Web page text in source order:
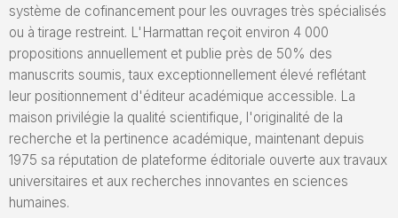
système de cofinancement pour les ouvrages très spécialisés
ou à tirage restreint. L'Harmattan reçoit environ 4 000
propositions annuellement et publie près de 50% des
manuscrits soumis, taux exceptionnellement élevé reflétant
leur positionnement d'éditeur académique accessible. La
maison privilégie la qualité scientifique, l'originalité de la
recherche et la pertinence académique, maintenant depuis
1975 sa réputation de plateforme éditoriale ouverte aux travaux
universitaires et aux recherches innovantes en sciences
humaines.